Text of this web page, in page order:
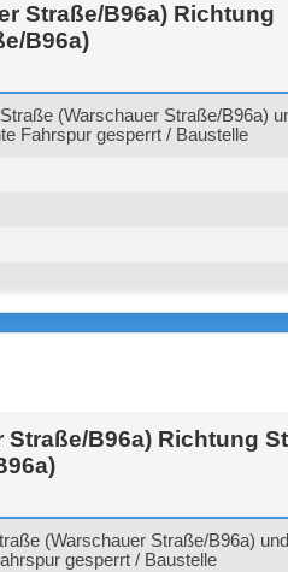
Straße/B96a) Richtung
B96a)
(Warschauer Straße/B96a)
Fahrspur gesperrt / Baustelle
B96a) Richtung
(Warschauer Straße/B96a)
gesperrt / Baustelle